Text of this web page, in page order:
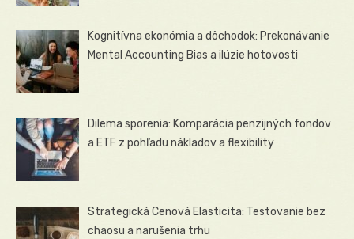
Kognitívna ekonómia a dôchodok: Prekonávanie
Mental Accounting Bias a ilúzie hotovosti
Dilema sporenia: Komparácia penzijných fondov
a ETF z pohľadu nákladov a flexibility
Strategická Cenová Elasticita: Testovanie bez
chaosu a narušenia trhu